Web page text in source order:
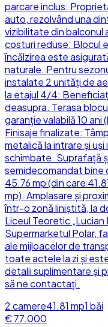
parcare inclus:
auto, rezolvând una
vizibilitate din
costuri reduse: Blocul
încălzirea este
naturale. Pentru
instalate 2 unități de
la etajul 4/4:
deasupra. Terasa
garanție valabilă 10 ani
Finisaje finalizate:
metalică la intrare și
schimbate. Suprafață
semidecomandat bine
45.76 mp (din care
mp). Amplasare și
într-o zonă liniștită, la
Liceul Teoretic
Supermarketul Polar,
ale mijloacelor de
toate actele la zi și
detalii suplimentare și
să ne contactați.
2camere41.81 mp1 băi
€ 77.000